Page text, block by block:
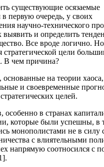
существующие осязаемые
первую очередь, у своих
научно-технического
выявить и определить
Все вроде логично.
цели
В чем причина?
на теории
и своевременные
целей.
в странах
которые были успешны, в
монополистами не в силу
с влиятельными
напрямую соотносился с